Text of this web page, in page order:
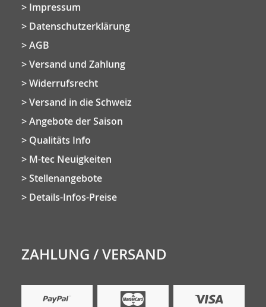
Impressum
Datenschutzerklärung
AGB
Versand und Zahlung
Widerrufsrecht
Versand in die Schweiz
Angebote der Saison
Qualitäts Info
M-tec Neuigkeiten
Stellenangebote
Details-Infos-Preise
ZAHLUNG / VERSAND